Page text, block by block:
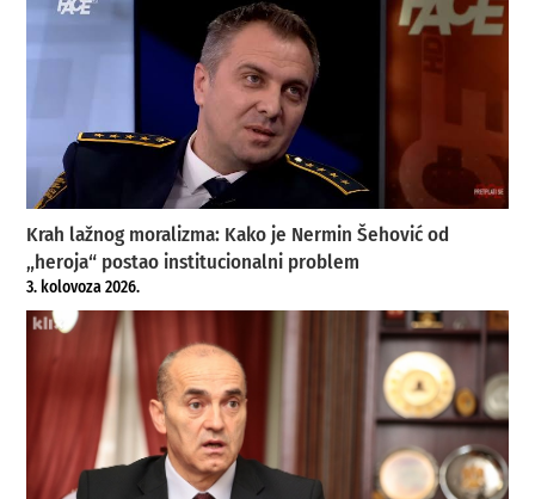
Krah lažnog moralizma: Kako je Nermin Šehović od
„heroja“ postao institucionalni problem
3. kolovoza 2026.